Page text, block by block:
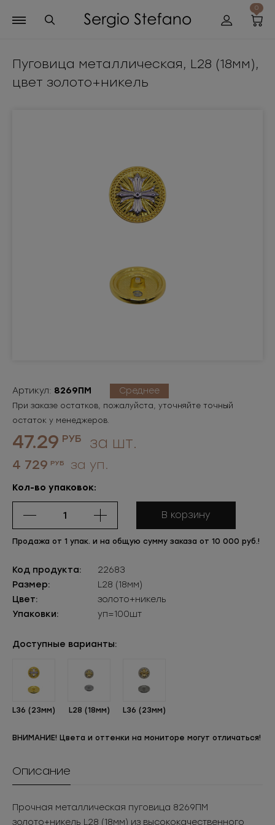
0
Пуговица металлическая, L28 (18мм),
цвет золото+никель
Артикул: 8269ПМ Среднее
При заказе остатков, пожалуйста, уточняйте точный
остаток у менеджеров.
47.29 РУБ за шт.
4 729 РУБ за уп.
Кол-во упаковок:
В корзину
Продажа от 1 упак. и на общую сумму заказа от 10 000 руб.!
Код продукта:
22683
Размер:
L28 (18мм)
Цвет:
золото+никель
Упаковки:
уп=100шт
Доступные варианты:
L36 (23мм) L28 (18мм) L36 (23мм)
ВНИМАНИЕ! Цвета и оттенки на мониторе могут отличаться!
Описание
Прочная металлическая пуговица 8269ПМ
золото+никель L28 (18мм) из высококачественного